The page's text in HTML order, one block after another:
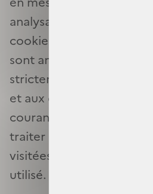
analysant votre
cookies. Les statistiques
sont anonymes. Ces
strictement nécessaires
et aux opérations
courantes du site et
traiter des données
visitées, à la durée des
utilisé.